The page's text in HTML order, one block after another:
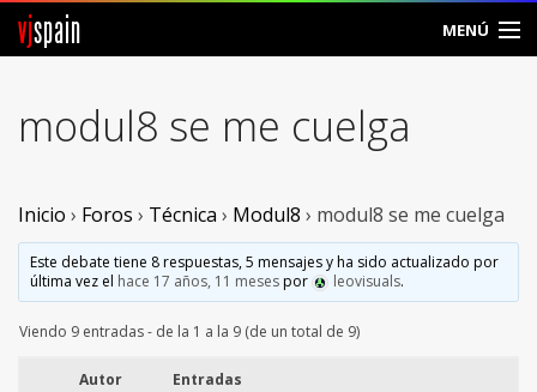
vjspain MENÚ
Foros
Vjspain
Contacto
modul8 se me cuelga
Inicio › Foros › Técnica › Modul8 › modul8 se me cuelga
Este debate tiene 8 respuestas, 5 mensajes y ha sido actualizado por
última vez el hace 17 años, 11 mesespor leovisuals.
Viendo 9 entradas - de la 1 a la 9 (de un total de 9)
Autor Entradas